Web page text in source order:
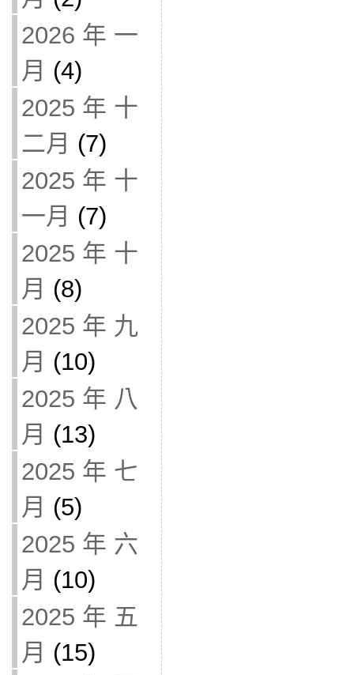
2026 年 一
月 (4)
2025 年 十
二月 (7)
2025 年 十
一月 (7)
2025 年 十
月 (8)
2025 年 九
月 (10)
2025 年 八
月 (13)
2025 年 七
月 (5)
2025 年 六
月 (10)
2025 年 五
月 (15)